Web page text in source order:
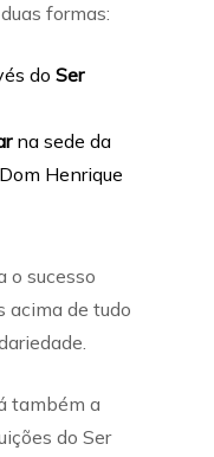
formas:
do Ser
na sede da
Henrique
o sucesso
acima de tudo
também a
do Ser